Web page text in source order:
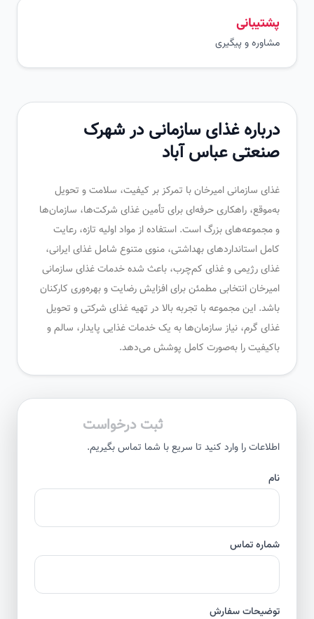
پشتیبانی
مشاوره و پیگیری
درباره غذای سازمانی در شهرک
صنعتی عباس آباد
غذای سازمانی امیرخان با تمرکز بر کیفیت، سلامت و تحویل
به‌موقع، راهکاری حرفه‌ای برای تأمین غذای شرکت‌ها، سازمان‌ها
و مجموعه‌های بزرگ است. استفاده از مواد اولیه تازه، رعایت
کامل استانداردهای بهداشتی، منوی متنوع شامل غذای ایرانی،
غذای رژیمی و غذای کم‌چرب، باعث شده خدمات غذای سازمانی
امیرخان انتخابی مطمئن برای افزایش رضایت و بهره‌وری کارکنان
باشد. این مجموعه با تجربه بالا در تهیه غذای شرکتی و تحویل
غذای گرم، نیاز سازمان‌ها به یک خدمات غذایی پایدار، سالم و
باکیفیت را به‌صورت کامل پوشش می‌دهد.
ثبت درخواست
اطلاعات را وارد کنید تا سریع با شما تماس بگیریم.
شماره تماس
توضیحات سفارش